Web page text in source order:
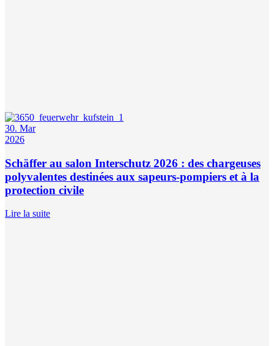
30. Mar
2026
Schäffer au salon Interschutz 2026 : des chargeuses
polyvalentes destinées aux sapeurs-pompiers et à la
protection civile
Lire la suite